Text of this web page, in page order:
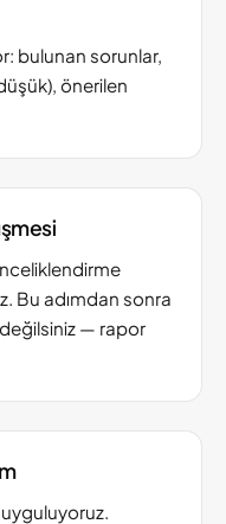
bulunan sorunlar,
önerilen
Bu adımdan sonra
— rapor